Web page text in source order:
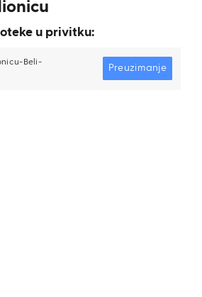
u privitku:
Beli-
Preuzimanje